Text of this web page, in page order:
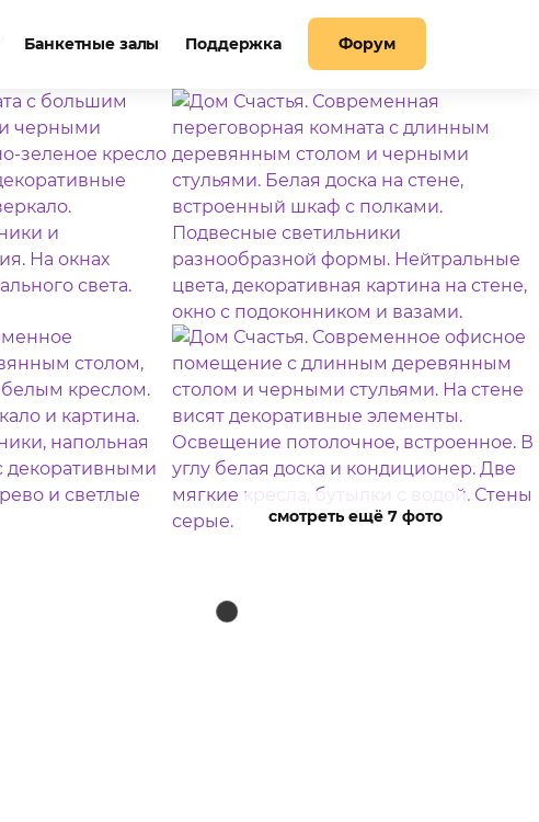
Банкетные залы Поддержка Форум
смотреть ещё 7 фото